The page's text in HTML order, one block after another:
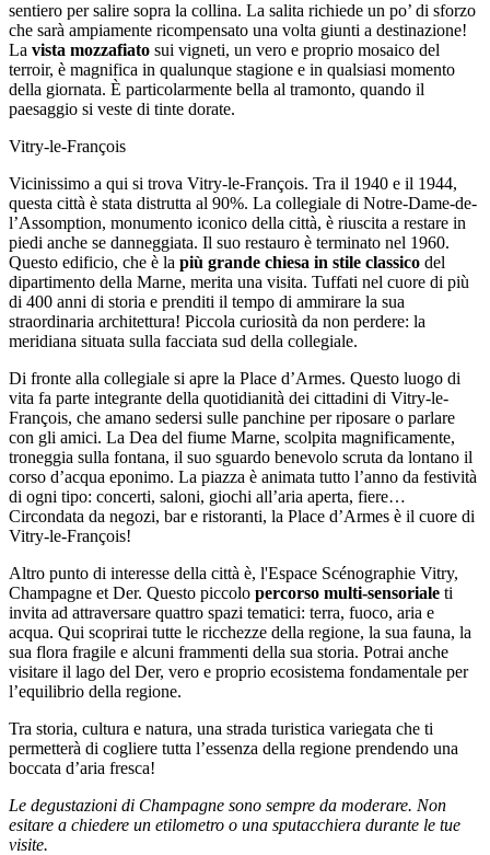
sentiero per salire sopra la collina. La salita richiede un po’ di sforzo
che sarà ampiamente ricompensato una volta giunti a destinazione!
La vista mozzafiato sui vigneti, un vero e proprio mosaico del
terroir, è magnifica in qualunque stagione e in qualsiasi momento
della giornata. È particolarmente bella al tramonto, quando il
paesaggio si veste di tinte dorate.
Vitry-le-François
Vicinissimo a qui si trova Vitry-le-François. Tra il 1940 e il 1944,
questa città è stata distrutta al 90%. La collegiale di Notre-Dame-de-
l’Assomption, monumento iconico della città, è riuscita a restare in
piedi anche se danneggiata. Il suo restauro è terminato nel 1960.
Questo edificio, che è la più grande chiesa in stile classico del
dipartimento della Marne, merita una visita. Tuffati nel cuore di più
di 400 anni di storia e prenditi il tempo di ammirare la sua
straordinaria architettura! Piccola curiosità da non perdere: la
meridiana situata sulla facciata sud della collegiale.
Di fronte alla collegiale si apre la Place d’Armes. Questo luogo di
vita fa parte integrante della quotidianità dei cittadini di Vitry-le-
François, che amano sedersi sulle panchine per riposare o parlare
con gli amici. La Dea del fiume Marne, scolpita magnificamente,
troneggia sulla fontana, il suo sguardo benevolo scruta da lontano il
corso d’acqua eponimo. La piazza è animata tutto l’anno da festività
di ogni tipo: concerti, saloni, giochi all’aria aperta, fiere…
Circondata da negozi, bar e ristoranti, la Place d’Armes è il cuore di
Vitry-le-François!
Altro punto di interesse della città è, l'Espace Scénographie Vitry,
Champagne et Der. Questo piccolo percorso multi-sensoriale ti
invita ad attraversare quattro spazi tematici: terra, fuoco, aria e
acqua. Qui scoprirai tutte le ricchezze della regione, la sua fauna, la
sua flora fragile e alcuni frammenti della sua storia. Potrai anche
visitare il lago del Der, vero e proprio ecosistema fondamentale per
l’equilibrio della regione.
Tra storia, cultura e natura, una strada turistica variegata che ti
permetterà di cogliere tutta l’essenza della regione prendendo una
boccata d’aria fresca!
Le degustazioni di Champagne sono sempre da moderare. Non
esitare a chiedere un etilometro o una sputacchiera durante le tue
visite.